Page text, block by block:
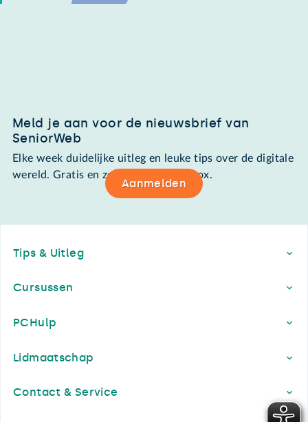
Meld je aan voor de nieuwsbrief van
SeniorWeb
Elke week duidelijke uitleg en leuke tips over de digitale
wereld. Gratis en zomaar in de mailbox.
Aanmelden
Tips & Uitleg
Cursussen
PCHulp
Lidmaatschap
Contact & Service